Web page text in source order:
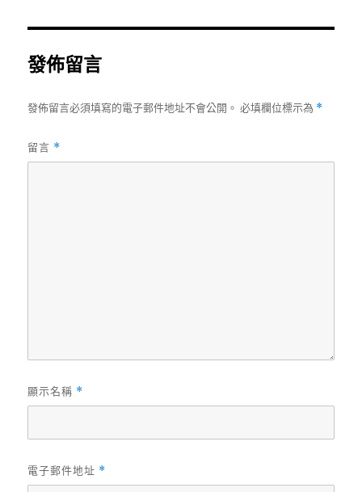
發佈留言
發佈留言必須填寫的電子郵件地址不會公開。 必填欄位標示為 *
留言 *
顯示名稱 *
電子郵件地址 *